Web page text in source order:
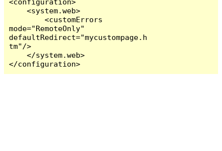
<configuration>
    <system.web>
        <customErrors
mode="RemoteOnly"
defaultRedirect="mycustompage.h
tm"/>
    </system.web>
</configuration>